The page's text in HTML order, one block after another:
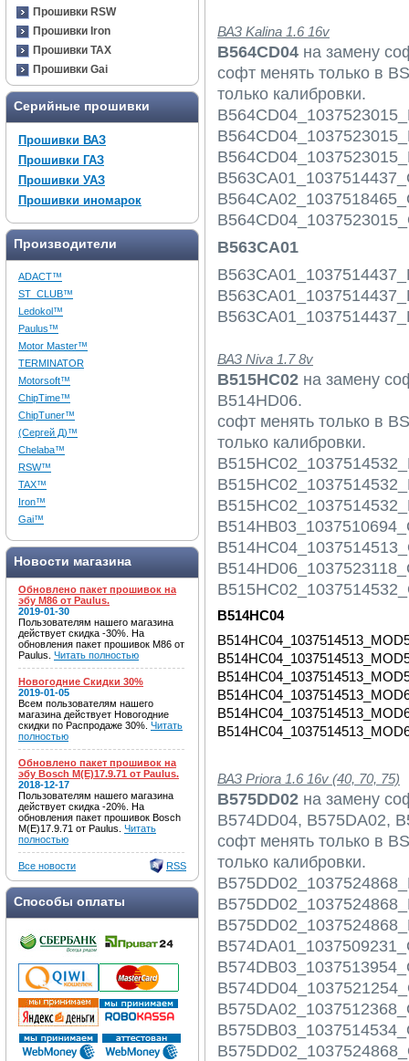
Прошивки RSW
Прошивки Iron
Прошивки TAX
Прошивки Gai
Серийные прошивки
Прошивки ВАЗ
Прошивки ГАЗ
Прошивки УАЗ
Прошивки иномарок
Производители
ADACT™
ST_CLUB™
Ledokol™
Paulus™
Motor Master™
TERMINATOR
Motorsoft™
ChipTime™
ChipTuner™
(Сергей Д)™
Chelaba™
RSW™
TAX™
Iron™
Gai™
Новости магазина
Обновлено пакет прошивок на
эбу M86 от Paulus.
2019-01-30
Пользователям нашего магазина
действует скидка -30%. На
обновления пакет прошивок M86 от
Paulus. Читать полностью
Новогодние Скидки 30%
2019-01-05
Всем пользователям нашего
магазина действует Новогодние
скидки по Распродаже 30%. Читать
полностью
Обновлено пакет прошивок на
эбу Bosch M(E)17.9.71 от Paulus.
2018-12-17
Пользователям нашего магазина
действует скидка -20%. На
обновления пакет прошивок Bosch
M(E)17.9.71 от Paulus. Читать
полностью
Все новости RSS
Способы оплаты
ВАЗ Kalina 1.6 16v
B564CD04 на замену
софт менять только в
только калибровки.
B563CA01
ВАЗ Niva 1.7 8v
B515HC02 на замену
B514HD06.
софт менять только в
только калибровки.
B514HC04
ВАЗ Priora 1.6 16v (40, 70, 75)
B575DD02 на замену
B574DD04, B575DA02,
софт менять только в
только калибровки.